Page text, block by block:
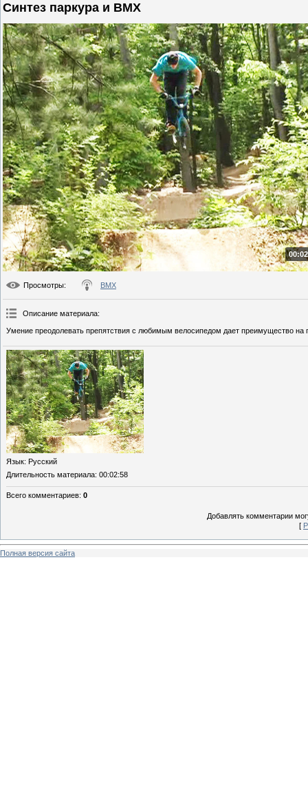
Синтез паркура и BMX
Просмотры: BMX
Описание материала:
Умение преодолевать препятствия с любимым велосипедом дает преимущество на
Язык: Русский
Длительность материала: 00:02:58
Всего комментариев: 0
Добавлять комментарии
[
Полная версия сайта